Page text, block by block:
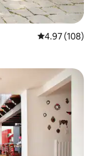
औसत रेटिंग 5 में से
4.97 (108)